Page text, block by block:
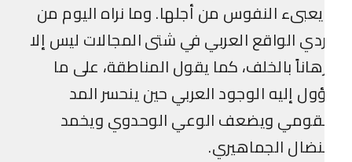
النفوس من أجلها. وما نراه اليوم من
الواقع العربي في شتى المجالات ليس إلا
بالخلف، كما يقول المناطقة، على ما
إليه الوجود العربي حين ينحسر المد
ويضعف الوعي الوحدوي ويخمد
الجماهيري.